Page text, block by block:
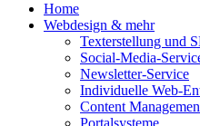
Home
Webdesign & mehr
Texterstellung und
Social-Media-
Newsletter-Service
Individuelle Web-
Content
Portalsysteme